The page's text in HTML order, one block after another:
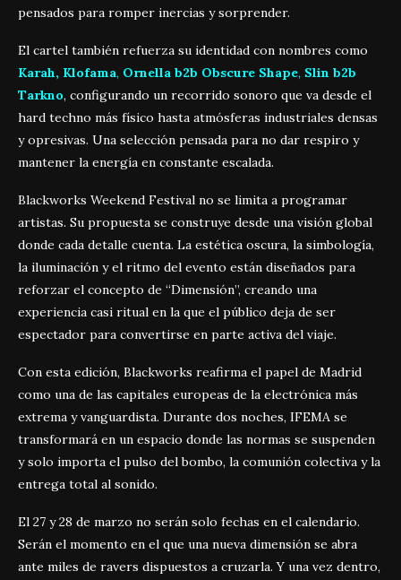
pensados para romper inercias y sorprender.
El cartel también refuerza su identidad con nombres como
Karah, Klofama, Ornella b2b Obscure Shape, Slin b2b
Tarkno, configurando un recorrido sonoro que va desde el
hard techno más físico hasta atmósferas industriales densas
y opresivas. Una selección pensada para no dar respiro y
mantener la energía en constante escalada.
Blackworks Weekend Festival no se limita a programar
artistas. Su propuesta se construye desde una visión global
donde cada detalle cuenta. La estética oscura, la simbología,
la iluminación y el ritmo del evento están diseñados para
reforzar el concepto de “Dimensión”, creando una
experiencia casi ritual en la que el público deja de ser
espectador para convertirse en parte activa del viaje.
Con esta edición, Blackworks reafirma el papel de Madrid
como una de las capitales europeas de la electrónica más
extrema y vanguardista. Durante dos noches, IFEMA se
transformará en un espacio donde las normas se suspenden
y solo importa el pulso del bombo, la comunión colectiva y la
entrega total al sonido.
El 27 y 28 de marzo no serán solo fechas en el calendario.
Serán el momento en el que una nueva dimensión se abra
ante miles de ravers dispuestos a cruzarla. Y una vez dentro,